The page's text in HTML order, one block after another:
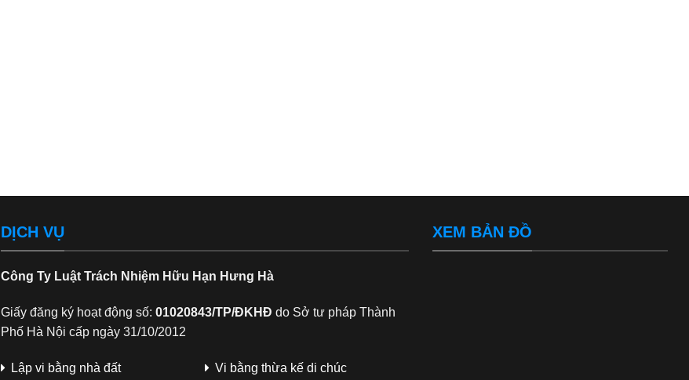
DỊCH VỤ
Công Ty Luật Trách Nhiệm Hữu Hạn Hưng Hà
Giấy đăng ký hoạt động số: 01020843/TP/ĐKHĐ do Sở tư pháp Thành
Phố Hà Nội cấp ngày 31/10/2012
Lập vi bằng nhà đất Vi bằng thừa kế di chúc
XEM BẢN ĐỒ